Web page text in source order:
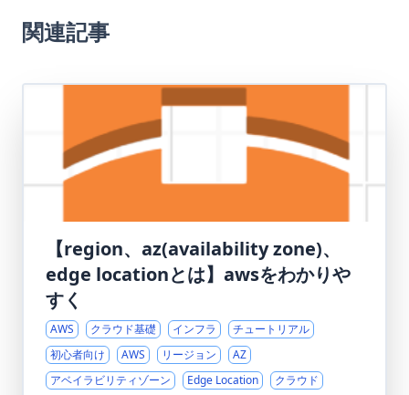
関連記事
【region、az(availability zone)、
edge locationとは】awsをわかりや
すく
AWS クラウド基礎 インフラ
チュートリアル
初心者向け
AWS リージョン
AZ
アベイラビリティゾーン
Edge Location
クラウド